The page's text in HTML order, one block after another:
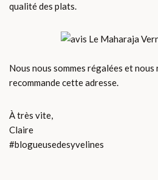
qualité des plats.
Nous nous sommes régalées et
recommande cette adresse.
À très vite,
Claire
#blogueusedesyvelines